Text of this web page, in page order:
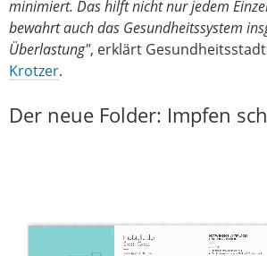
minimiert. Das hilft nicht nur jedem
bewahrt auch das Gesundheitssystem
Überlastung", erklärt
Krotzer.
Der neue Folder: Impfen